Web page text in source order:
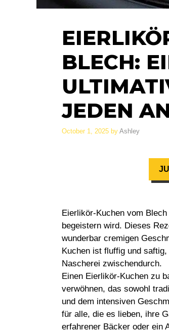
BLECH:
JEDEN
October 1, 2025 by Ashley
Eierlikör-Kuchen vom
begeistern wird. Dieses
wunderbar cremigen
Kuchen ist fluffig und
Nascherei zwischendurch.
Einen Eierlikör-Kuchen zu
verwöhnen, das sowohl
und dem intensiven
für alle, die es lieben, ihre
erfahrener Bäcker oder ein